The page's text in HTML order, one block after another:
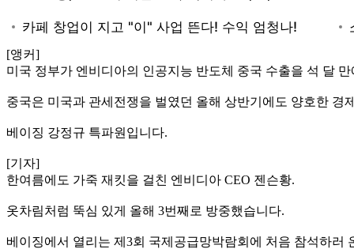
[앵커]
미국 정부가 엔비디아의 인공지능 반도체 중국 수출을 석 달
중국은 미국과 관세전쟁을 벌였던 올해 상반기에도 양호한 경
베이징 강정규 특파원입니다.
[기자]
한여름에도 가죽 재킷을 걸친 엔비디아 CEO 젠슨황.
옷차림처럼 뚝심 있게 올해 3번째로 방중했습니다.
베이징에서 열리는 제3회 국제공급망박람회에 처음 참석하러